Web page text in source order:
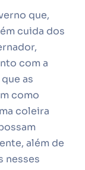
que,
cuida dos
com a
as
como
coleira
além de
nesses